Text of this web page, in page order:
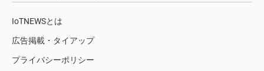
IoTNEWSとは
広告掲載・タイアップ
プライバシーポリシー